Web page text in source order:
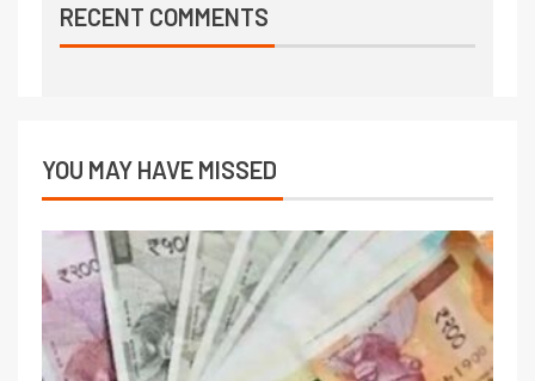
RECENT COMMENTS
YOU MAY HAVE MISSED